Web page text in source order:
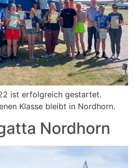
ist erfolgreich gestartet.
Klasse bleibt in Nordhorn.
Nordhorn